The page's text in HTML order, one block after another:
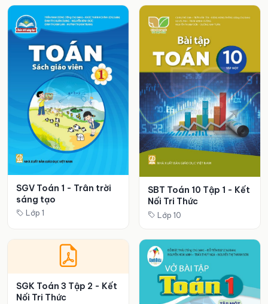
SGV Toán 1 - Trân trời
sáng tạo
Lớp 1
SBT Toán 10 Tập 1 - Kết
Nối Tri Thức
Lớp 10
SGK Toán 3 Tập 2 - Kết
Nối Tri Thức